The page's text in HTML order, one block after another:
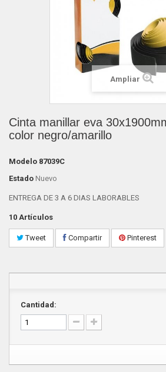
Ampliar
Cinta manillar eva
color negro/amarillo
Modelo 87039C
Estado Nuevo
ENTREGA DE 3 A 6 DIAS LABORABLES
10 Artículos
Tweet Compartir Pinterest
Cantidad: